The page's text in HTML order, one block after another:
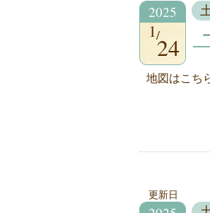
2025
1
24
地図はこち
更新日